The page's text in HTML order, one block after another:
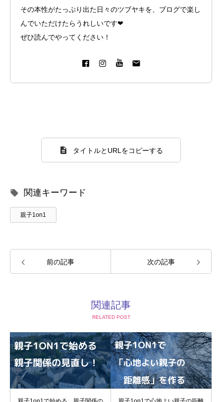
その本性がたっぷり出た日々のツブヤキを、ブログで楽し
んでいただけたらうれしいです❤︎
ぜひ読んでやってください！
タイトルとURLをコピーする
関連キーワード
親子1on1
前の記事 次の記事
関連記事
RELATED POST